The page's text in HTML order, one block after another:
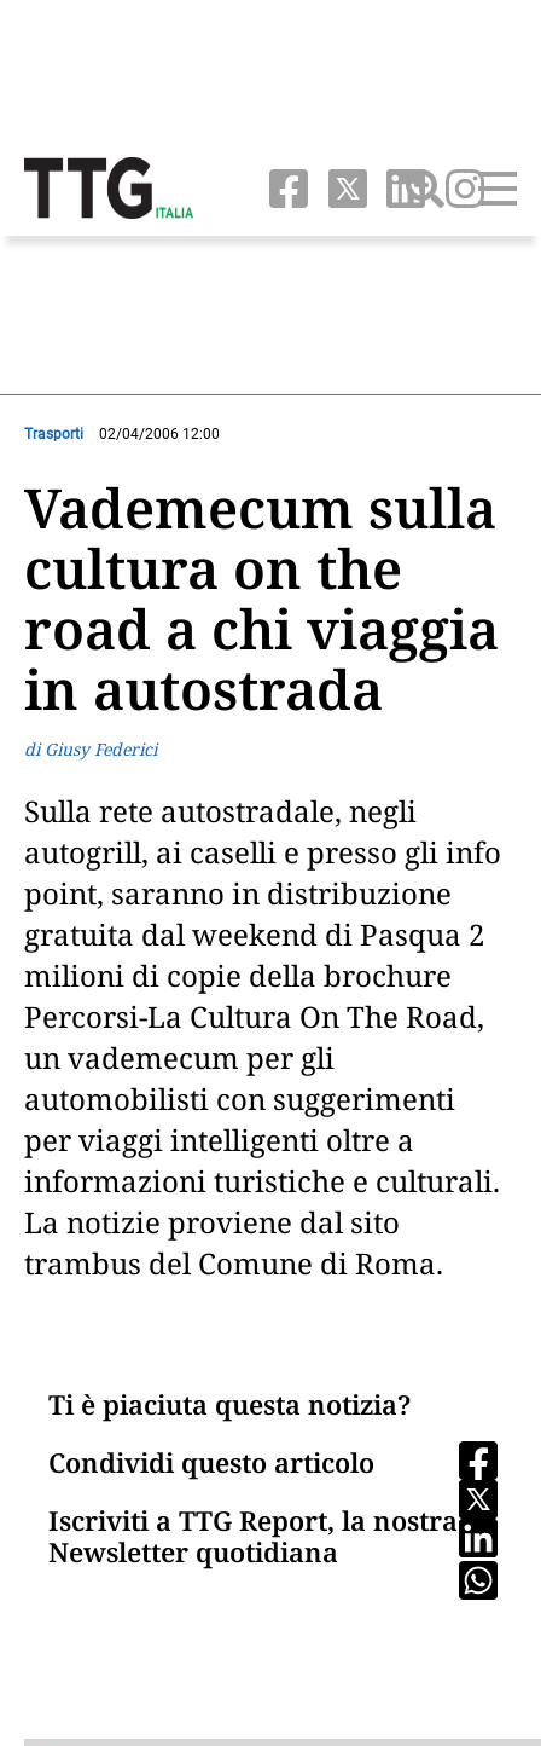
Trasporti 02/04/2006 12:00
Vademecum sulla
cultura on the
road a chi viaggia
in autostrada
di Giusy Federici
Sulla rete autostradale, negli
autogrill, ai caselli e presso gli info
point, saranno in distribuzione
gratuita dal weekend di Pasqua 2
milioni di copie della brochure
Percorsi-La Cultura On The Road,
un vademecum per gli
automobilisti con suggerimenti
per viaggi intelligenti oltre a
informazioni turistiche e culturali.
La notizie proviene dal sito
trambus del Comune di Roma.
Ti è piaciuta questa notizia?
Condividi questo articolo
Iscriviti a TTG Report, la nostra
Newsletter quotidiana